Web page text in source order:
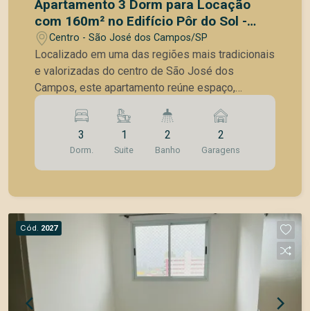
Apartamento 3 Dorm para Locação
com 160m² no Edifício Pôr do Sol -
Centro.
Centro - São José dos Campos/SP
Localizado em uma das regiões mais tradicionais
e valorizadas do centro de São José dos
Campos, este apartamento reúne espaço,
conforto e praticidade para quem busca
qualidade de vida no dia a dia. Com 160m² de
área privativa, o imóvel possui ambientes amplos
e bem distribuídos, com piso de madeira nas
áreas quentes e piso frio nos demais ambientes,
suíte com banheira, além de banheiro social e
lavabo. A sala ampla integrada à varanda
proporciona excelente iluminação natural e um
ambiente agradável para convivência. A cozinha e
a área de serviço possuem armários planejados,
assim como os quartos e banheiros, oferecendo
3
Dorm.
1
Suite
2
Banho
2
Garagens
Cód. 2027